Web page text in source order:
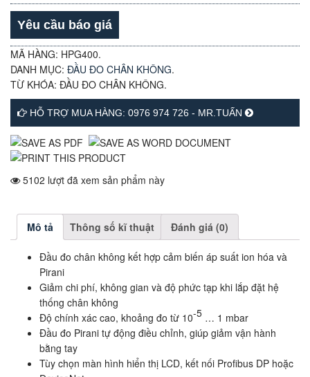
Yêu cầu báo giá
MÃ HÀNG: HPG400.
DANH MỤC: ĐẦU ĐO CHÂN KHÔNG.
TỪ KHÓA: ĐẦU ĐO CHÂN KHÔNG.
HỖ TRỢ MUA HÀNG: 0976 974 726 - MR.TUẤN
5102 lượt đã xem sản phẩm này
Mô tả Thông số kĩ thuật Đánh giá (0)
Đầu đo chân không kết hợp cảm biến áp suất ion hóa và
Pirani
Giảm chi phí, không gian và độ phức tạp khi lắp đặt hệ
thống chân không
Độ chính xác cao, khoảng đo từ 10-5 … 1 mbar
Đầu đo Pirani tự động điều chỉnh, giúp giảm vận hành
bằng tay
Tùy chọn màn hình hiển thị LCD, kết nối Profibus DP hoặc